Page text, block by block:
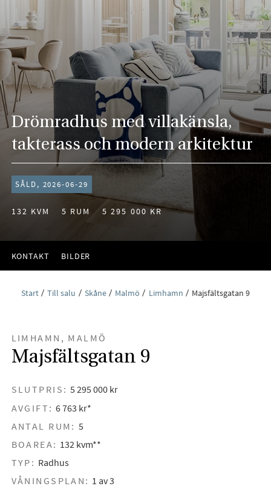
Drömradhus med villakänsla,
takterass och modern arkitektur
SÅLD, 2026-06-29
132 KVM 5 RUM 5 295 000 KR
KONTAKT BILDER
Start Till salu Skåne Malmö Limhamn Majsfältsgatan 9
LIMHAMN, MALMÖ
Majsfältsgatan 9
SLUTPRIS: 5 295 000 kr
AVGIFT: 6 763 kr*
ANTAL RUM: 5
BOAREA: 132 kvm**
TYP: Radhus
VÅNINGSPLAN: 1 av 3